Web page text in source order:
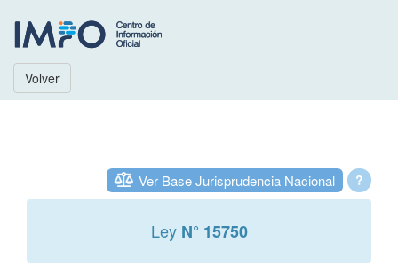
Volver
?
Ver Base Jurisprudencia Nacional
Ley N° 15750